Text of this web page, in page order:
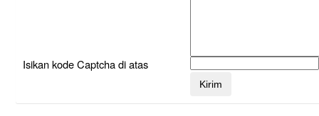
Isikan kode Captcha di atas